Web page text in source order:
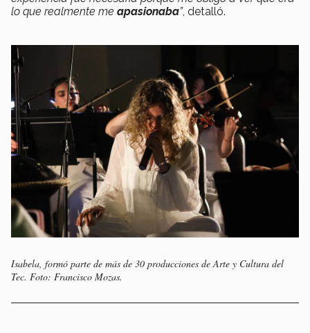
lo que realmente me apasionaba”, detalló.
Isabela, formó parte de más de 30 producciones de Arte y Cultura del
Tec. Foto: Francisco Mozas.